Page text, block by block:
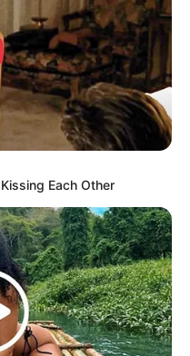
ia mendapatkan beberapa
Each Other